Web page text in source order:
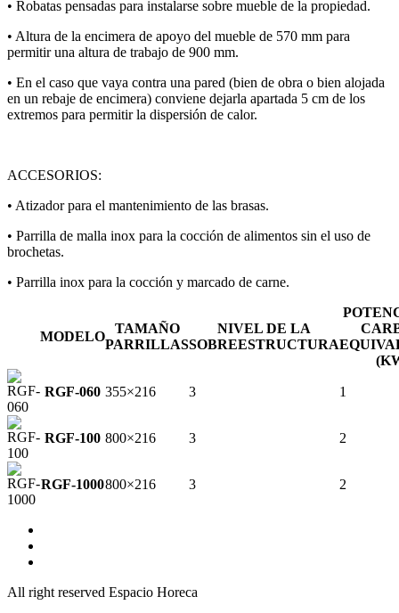
• Robatas pensadas para instalarse sobre mueble de la propiedad.
• Altura de la encimera de apoyo del mueble de 570 mm para
permitir una altura de trabajo de 900 mm.
• En el caso que vaya contra una pared (bien de obra o bien alojada
en un rebaje de encimera) conviene dejarla apartada 5 cm de los
extremos para permitir la dispersión de calor.
ACCESORIOS:
• Atizador para el mantenimiento de las brasas.
• Parrilla de malla inox para la cocción de alimentos sin el uso de
brochetas.
• Parrilla inox para la cocción y marcado de carne.
MODELO
TAMAÑO
PARRILLAS
NIVEL DE LA
SOBREESTRUCTURA
RGF-060 355×216 3 1
RGF-100 800×216 3 2
RGF-1000800×216 3 2
All right reserved Espacio Horeca